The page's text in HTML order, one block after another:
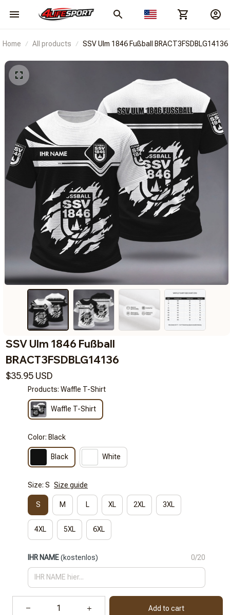
Home All products SSV Ulm 1846 Fußball BRACT3FSDBLG14136
SSV Ulm 1846 Fußball
BRACT3FSDBLG14136
$35.95 USD
Products: Waffle T-Shirt
Waffle T-Shirt
Color: Black
Black White
Size: S Size guide
S M L XL 2XL 3XL
4XL 5XL 6XL
IHR NAME(kostenlos) 0/20
Add to cart